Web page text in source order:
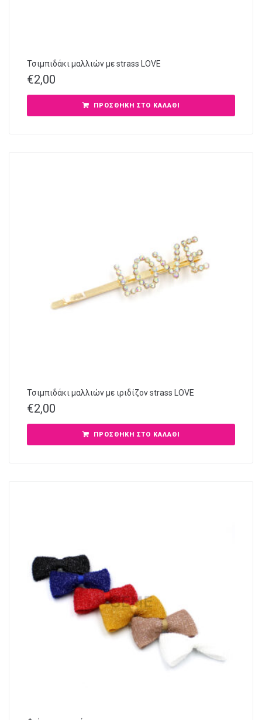
Τσιμπιδάκι μαλλιών με strass LOVE
€2,00
ΠΡΟΣΘΉΚΗ ΣΤΟ ΚΑΛΆΘΙ
Τσιμπιδάκι μαλλιών με ιριδίζον strass LOVE
€2,00
ΠΡΟΣΘΉΚΗ ΣΤΟ ΚΑΛΆΘΙ